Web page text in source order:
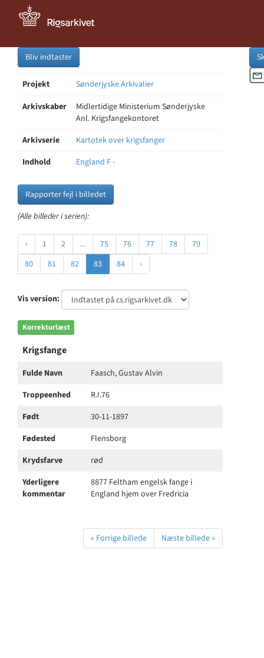
Bliv indtaster
Projekt
Sønderjyske Arkivalier
Arkivskaber
Midlertidige Ministerium Sønderjyske
Anl. Krigsfangekontoret
Arkivserie
Kartotek over krigsfanger
Indhold
England F -
Rapporter fejl i billedet
(Alle billeder i serien):
‹ 1 2 ... 75 76 77 78
79
80
81 82 83 84 ›
Vis version:
Korrekturlæst
Krigsfange
Fulde Navn
Faasch, Gustav Alvin
Troppeenhed
R.I.76
Født
30-11-1897
Fødested
Flensborg
Krydsfarve
rød
Yderligere
kommentar
8877 Feltham engelsk fange i
England hjem over Fredricia
« Forrige billede Næste billede »